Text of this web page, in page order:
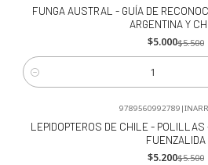
-9%OFF
FUNGA AUSTRAL - GUÍA DE
ARGENTINA Y
$5.000$5.500
Cantidad
9789560992789 |
LEPIDOPTEROS DE CHILE - POLILLAS
FUENZALIDA
$5.200$5.500